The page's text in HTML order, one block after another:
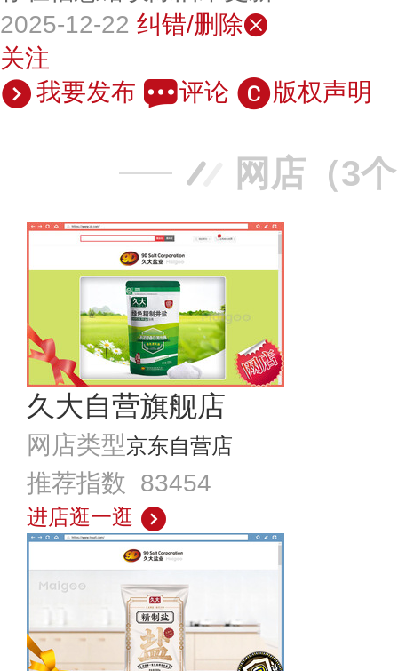
2025-12-22 纠错/删除
关注
我要发布
评论 版权声明
网店（3
久大自营旗舰店
网店类型京东自营店
推荐指数 83454
进店逛一逛